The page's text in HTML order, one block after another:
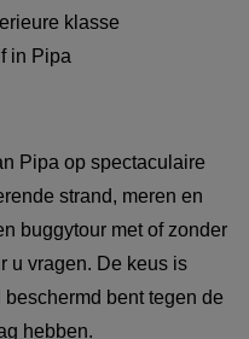
klasse
in Pipa
Pipa op spectaculaire
strand, meren en
buggytour met of zonder
u vragen. De keus is
bent tegen de
hebben.